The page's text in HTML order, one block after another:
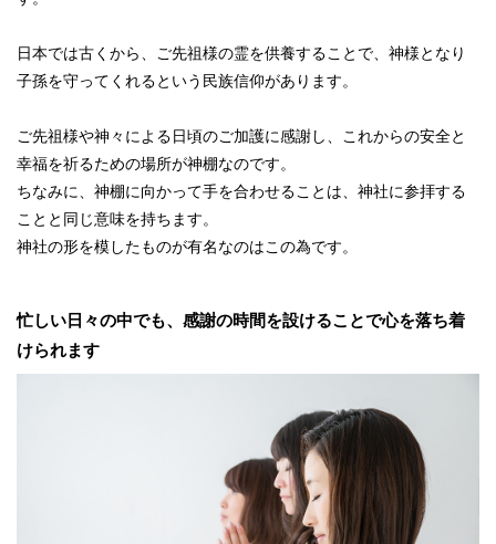
日本では古くから、ご先祖様の霊を供養することで、神様となり
子孫を守ってくれるという民族信仰があります。
ご先祖様や神々による日頃のご加護に感謝し、これからの安全と
幸福を祈るための場所が神棚なのです。
ちなみに、神棚に向かって手を合わせることは、神社に参拝する
ことと同じ意味を持ちます。
神社の形を模したものが有名なのはこの為です。
忙しい日々の中でも、感謝の時間を設けることで心を落ち着
けられます